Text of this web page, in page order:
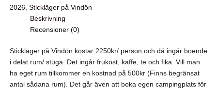
2026 Stickläger på Vindön
Beskrivning
Recensioner (0)
Stickläger på Vindön kostar 2250kr/ person och då ingår boende
i delat rum/ stuga. Det ingår frukost, kaffe, te och fika. Vill man
ha eget rum tillkommer en kostnad på 500kr (Finns begränsat
antal sådana rum). Det går även att boka egen campingplats för